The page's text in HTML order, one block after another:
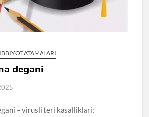
ATAMALARI
degani
– virusli teri kasalliklari;